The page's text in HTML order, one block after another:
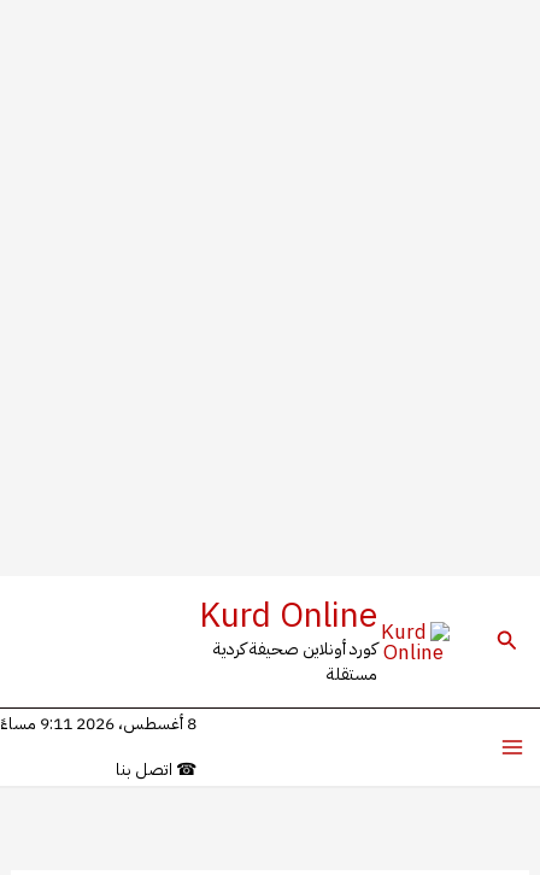
البحث Kurd Online
كورد أونلاين صحيفة كردية
مستقلة
8 أغسطس، 2026 9:11 مساءً
☎ اتصل بنا